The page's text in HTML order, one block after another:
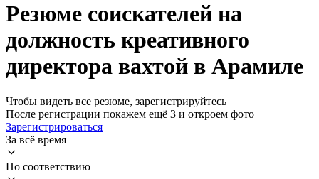
Резюме соискателей на
должность креативного
директора вахтой в Арамиле
Чтобы видеть все резюме, зарегистрируйтесь
После регистрации покажем ещё 3 и откроем фото
Зарегистрироваться
За всё время
По соответствию